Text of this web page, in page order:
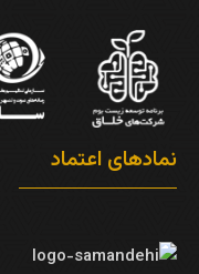
نمادهای اعتماد